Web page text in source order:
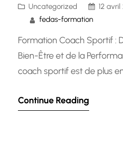
Uncategorized
12
fedas-formation
Formation Coach Sportif :
Bien-Être et de la
coach sportif est de plus
forme. En tant que
Continue Reading